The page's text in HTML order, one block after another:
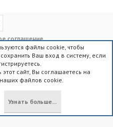
соглашение
Главная
R
S
2023 XenForo Ltd.
файлы cookie, чтобы
Ваш вход в систему, если
сайт, Вы соглашаетесь на
файлов cookie.
Узнать больше...